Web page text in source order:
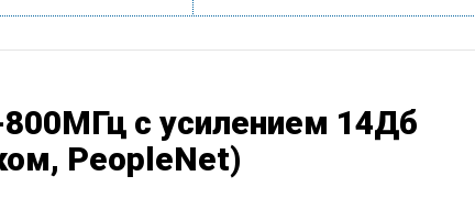
с усилением 14Дб
PeopleNet)